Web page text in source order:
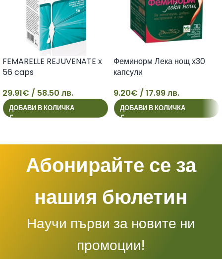
29
FEMARELLE REJUVENATE x
56 caps
29.91€ / 58.50 лв.
ДОБАВИ В КОЛИЧКА
9
Феминорм Лека нощ х30
капсули
9.20€ / 17.99 лв.
ДОБАВИ В КОЛИЧКА
Абонирайте се за
нашия бюлетин
Научи първи за новите ни
промоции!